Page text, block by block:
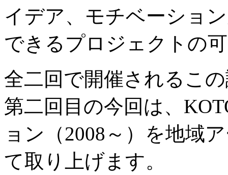
イデア、モチベーショ
できるプロジェクトの
全二回で開催されるこ
第二回目の今回は、
ョン（2008～）を地域
て取り上げます。